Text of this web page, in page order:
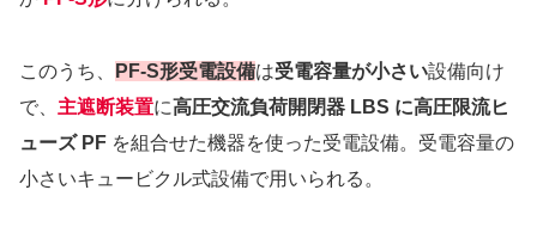
このうち、 PF-S形受電設備は受電容量が小さい設備向け
で、 主遮断装置に高圧交流負荷開閉器 LBS に高圧限流ヒ
ューズ PF を組合せた機器を使った受電設備。受電容量の
小さいキュービクル式設備で用いられる。